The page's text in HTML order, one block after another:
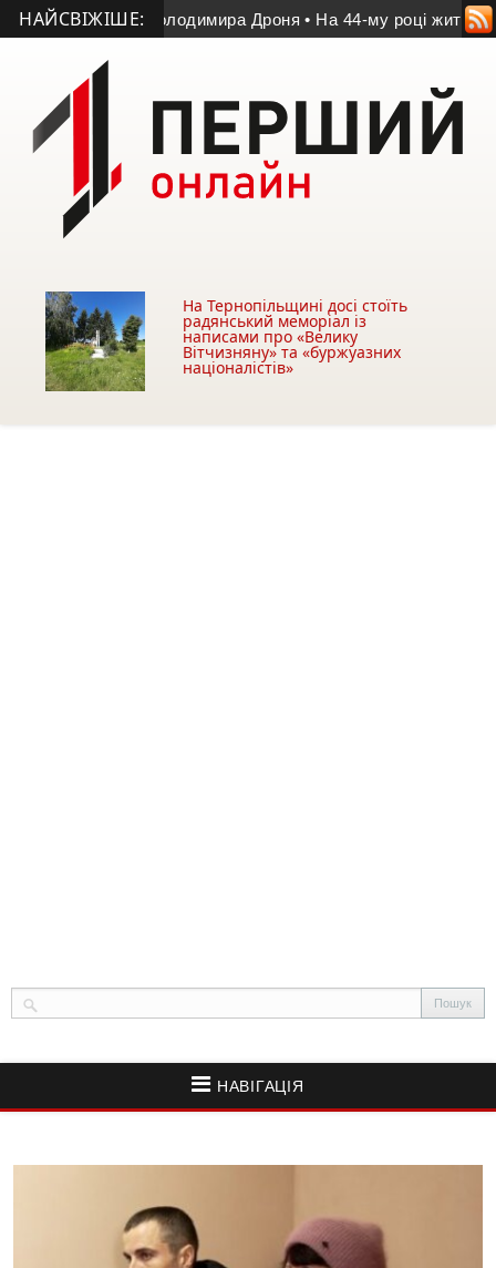
НАЙСВІЖІШЕ:
Володимира Дроня • На 44-му році життя помер
На Тернопільщині досі стоїть
радянський меморіал із
написами про «Велику
Вітчизняну» та «буржуазних
націоналістів»
НАВІГАЦІЯ